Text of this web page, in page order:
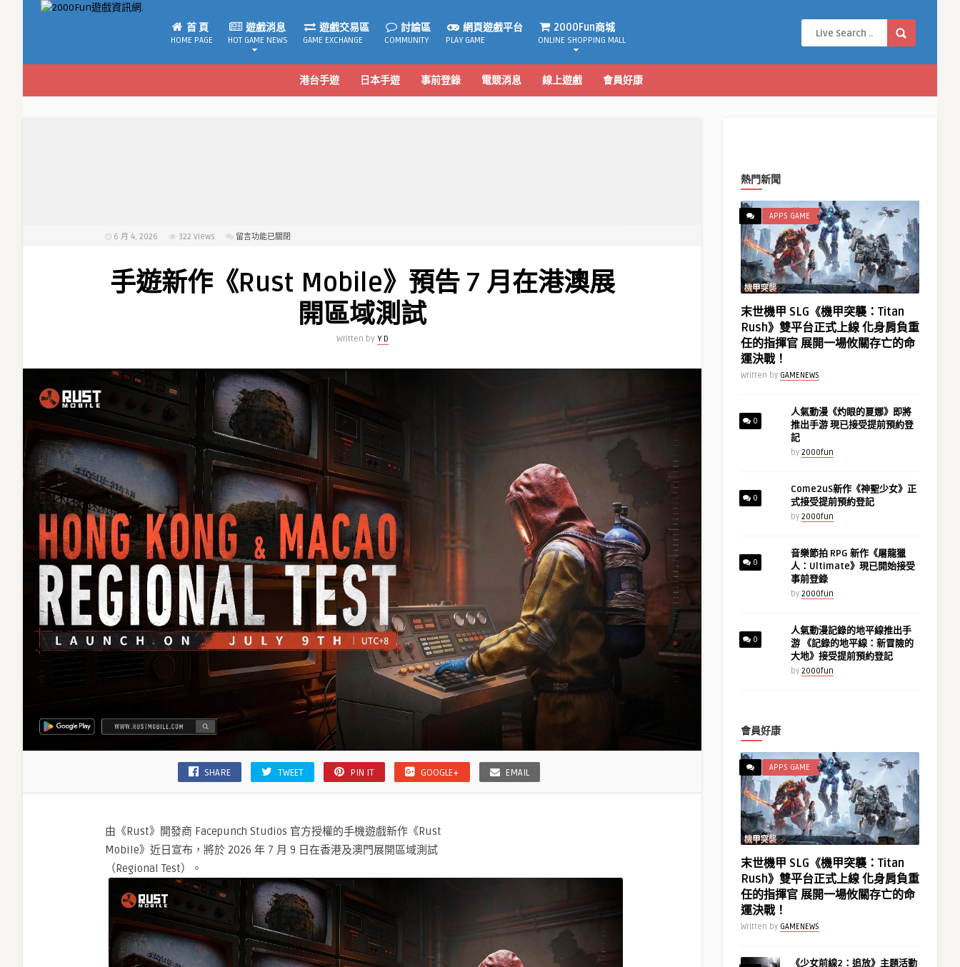
首 頁
HOME PAGE
遊戲消息
HOT GAME NEWS
遊戲交易區
GAME EXCHANGE
討論區
COMMUNITY
網頁遊戲平台
PLAY GAME
2000Fun商城
ONLINE SHOPPING MALL
港台手遊 日本手遊 事前登錄 電競消息 線上遊戲 會員好康
6 月 4, 2026 322 Views
在
遊
新
7
月
在
澳
展
開
區
域
測
試〉
中
留言功能已關閉
手遊新作《Rust Mobile》預告 7 月在港澳展
開區域測試
Written by Y D
SHARE TWEET PIN IT GOOGLE+ EMAIL
由《Rust》開發商 Facepunch Studios 官方授權的手機遊戲新作《Rust
Mobile》近日宣布，將於 2026 年 7 月 9 日在香港及澳門展開區域測試
（Regional Test）。
熱門新聞
APPS GAME
末世機甲 SLG《機甲突襲：Titan
Rush》雙平台正式上線 化身肩負重
任的指揮官 展開一場攸關存亡的命
運決戰！
Written by GAMENEWS
0
人氣動漫《灼眼的夏娜》即將
推出手游 現已接受提前預約登
記
by 2000fun
0
Come2uS新作《神聖少女》正
式接受提前預約登記
by 2000fun
0
音樂節拍 RPG 新作《屠龍獵
人：Ultimate》現已開始接受
事前登錄
by 2000fun
0
人氣動漫記錄的地平線推出手
游 《記錄的地平線：新冒險的
大地》接受提前預約登記
by 2000fun
會員好康
APPS GAME
末世機甲 SLG《機甲突襲：Titan
Rush》雙平台正式上線 化身肩負重
任的指揮官 展開一場攸關存亡的命
運決戰！
Written by GAMENEWS
《少女前線2：追放》主題活動